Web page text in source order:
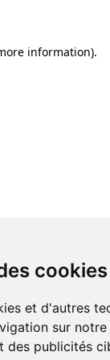
cookies
et d'autres
sur
des publicités
information).